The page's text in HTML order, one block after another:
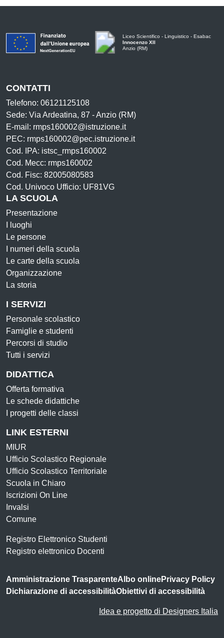
Liceo Scientifico - Linguistico - Esabac
Innocenzo XII
Anzio (RM)
CONTATTI
Telefono: 06121125108
Sede: Via Ardeatina, 87 - Anzio (RM)
E-mail: rmps160002@istruzione.it
PEC: rmps160002@pec.istruzione.it
Cod. IPA: istsc_rmps160002
Cod. Mecc: rmps160002
Cod. Fisc: 82005080583
Cod. Univoco Ufficio: UF81VG
LA SCUOLA
Presentazione
I luoghi
Le persone
I numeri della scuola
Le carte della scuola
Organizzazione
La storia
I SERVIZI
Personale scolastico
Famiglie e studenti
Percorsi di studio
Tutti i servizi
DIDATTICA
Offerta formativa
Le schede didattiche
I progetti delle classi
LINK ESTERNI
MIUR
Ufficio Scolastico Regionale
Ufficio Scolastico Territoriale
Scuola in Chiaro
Iscrizioni On Line
Invalsi
Comune
Registro Elettronico Studenti
Registro elettronico Docenti
Amministrazione TrasparenteAlbo onlinePrivacy Policy
Dichiarazione di accessibilitàObiettivi di accessibilità
Idea e progetto di Designers Italia